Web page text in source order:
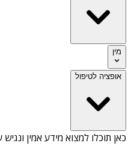
מין
אופציה לטיפול
כאן תוכלו למצוא מידע אמין ונגיש